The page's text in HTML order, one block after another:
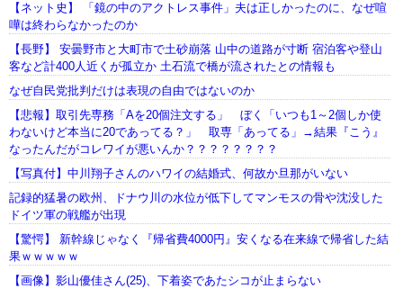
【ネット史】 「鏡の中のアクトレス事件」夫は正しかったのに、なぜ喧
嘩は終わらなかったのか
【長野】 安曇野市と大町市で土砂崩落 山中の道路が寸断 宿泊客や登山
客など計400人近くが孤立か 土石流で橋が流されたとの情報も
なぜ自民党批判だけは表現の自由ではないのか
【悲報】取引先専務「Aを20個注文する」 ぼく「いつも1～2個しか使
わないけど本当に20であってる？」 取専「あってる」→結果『こう』
なったんだがコレワイが悪いんか？？？？？？？？
【写真付】中川翔子さんのハワイの結婚式、何故か旦那がいない
記録的猛暑の欧州、ドナウ川の水位が低下してマンモスの骨や沈没した
ドイツ軍の戦艦が出現
【驚愕】 新幹線じゃなく『帰省費4000円』安くなる在来線で帰省した結
果ｗｗｗｗｗ
【画像】影山優佳さん(25)、下着姿であたシコが止まらない